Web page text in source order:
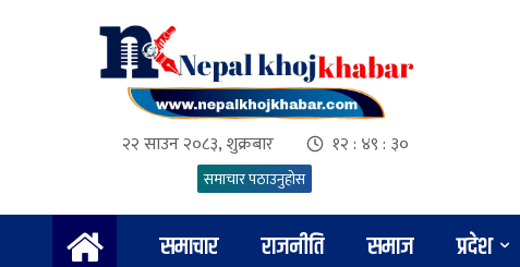
२२ साउन २०८३, शुक्रबार १२ : ४९ : ३१
समाचार पठाउनुहोस
समाचार राजनीति समाज प्रदेश